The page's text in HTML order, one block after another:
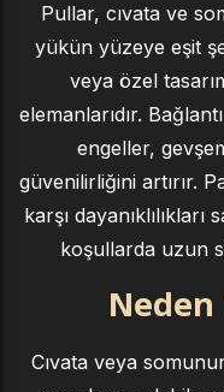
Pullar, cıvata ve
yükün yüzeye eşit
veya özel
elemanlarıdır.
engeller,
güvenilirliğini artırır.
karşı
koşullarda uzun
Cıvata veya